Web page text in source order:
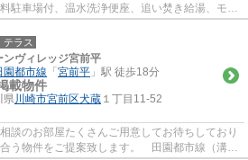
駐車場付、温水洗浄便座、追い焚き給湯、モニ
面キッチン、納...
テラス
ンヴィレッジ宮前平
園都市線 「 宮前平 」駅 徒歩18分
載物件
県川崎市宮前区犬蔵 １丁目11-52
談のお部屋たくさんご用意してお待ちしており
う物件をご提案致します。 田園都市線（溝の